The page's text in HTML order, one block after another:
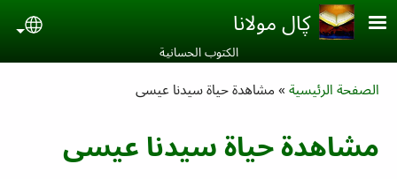
Skip to main content
ڮال مولانا
الكتوب الحسانية‎
Breadcrumb
الصفحة الرئيسية مشاهدة حياة سيدنا عيسى
مشاهدة حياة سيدنا عيسى